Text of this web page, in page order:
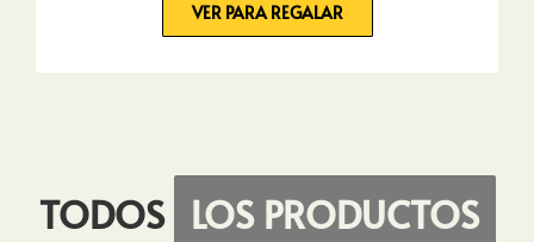
VER PARA REGALAR
TODOS LOS PRODUCTOS